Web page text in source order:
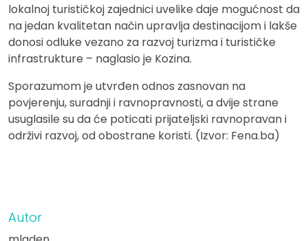
lokalnoj turističkoj zajednici uvelike daje mogućnost da
na jedan kvalitetan način upravlja destinacijom i lakše
donosi odluke vezano za razvoj turizma i turističke
infrastrukture – naglasio je Kozina.
Sporazumom je utvrđen odnos zasnovan na
povjerenju, suradnji i ravnopravnosti, a dvije strane
usuglasile su da će poticati prijateljski ravnopravan i
održivi razvoj, od obostrane koristi. (Izvor: Fena.ba)
Autor